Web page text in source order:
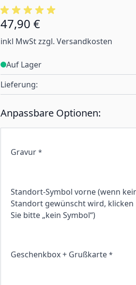
47,90 €
inkl MwSt zzgl. Versandkosten
Auf Lager
Lieferung:
Anpassbare Optionen:
Gravur *
Standort-Symbol vorne (wenn
Standort gewünscht wird, klicken
Sie bitte „kein Symbol“)
Geschenkbox + Grußkarte *